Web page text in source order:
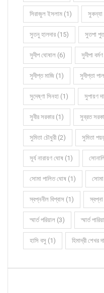
সিরাজুল ইসলাম (1) সুকন্যা
সুতনু হালদার (15) সুতপা
সুদীপ ঘোষাল (6) সুদীপা
সুদীপ্ত মাজি (1) সুদীপ্তা
সুদেষ্ণা সিনহা (1) সুপায়ণ
সুবীর সরকার (1) সুব্রত
সুমিতা চৌধুরী (2) সুমিতা
সূর্য নারায়ণ ঘোষ (1)
সোমা পালিত ঘোষ (1) সোমা
স্বপ্ননীল বিশ্বাস (1)
স্মার্ত পরিয়াল (3) স্মার্ত
হাসি বসু (1) হিমাদ্রী শেখর